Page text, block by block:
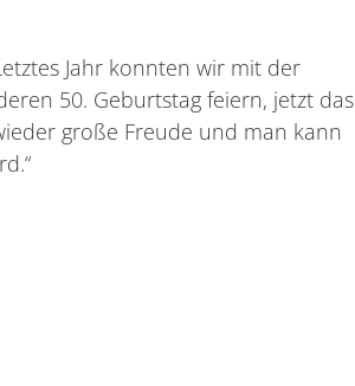
Jahr konnten wir mit der
50. Geburtstag feiern, jetzt das
große Freude und man kann